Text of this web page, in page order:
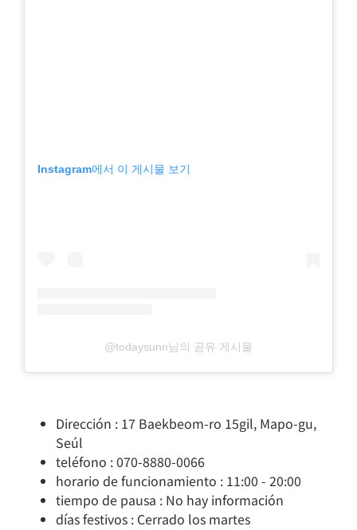
Instagram에서 이 게시물 보기
@todaysunn님의 공유 게시물
Dirección : 17 Baekbeom-ro 15gil, Mapo-gu,
Seúl
teléfono : 070-8880-0066
horario de funcionamiento : 11:00 - 20:00
tiempo de pausa : No hay información
días festivos : Cerrado los martes